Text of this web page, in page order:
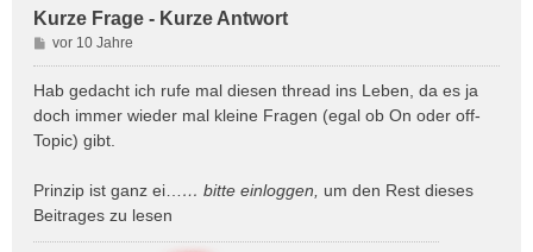
Kurze Frage - Kurze Antwort
B
e
i
a
vor 10 Jahre
Hab gedacht ich rufe mal diesen thread ins Leben, da es ja
doch immer wieder mal kleine Fragen (egal ob On oder off-
Topic) gibt.
Prinzip ist ganz ei… … bitte einloggen
um den Rest dieses
Beitrages zu lesen